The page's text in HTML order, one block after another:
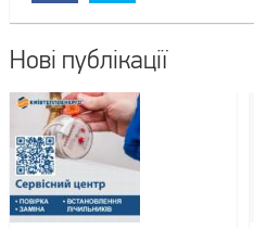
Нові публікації